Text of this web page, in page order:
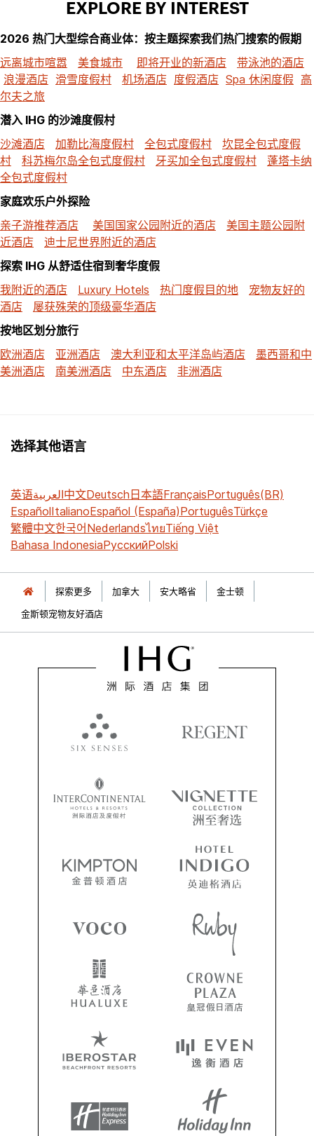
EXPLORE BY INTEREST
2026 热门大型综合商业体：按主题探索我们热门搜索的假期
远离城市喧嚣
美食城市 即将开业的新酒店
带泳池的酒店
浪漫酒店 滑雪度假村 机场酒店 度假酒店 Spa 休闲度假 高
尔夫之旅
潜入 IHG 的沙滩度假村
沙滩酒店
加勒比海度假村 全包式度假村
坎昆全包式度假
村
科苏梅尔岛全包式度假村 牙买加全包式度假村
蓬塔卡纳
全包式度假村
家庭欢乐户外探险
亲子游推荐酒店
美国国家公园附近的酒店
美国主题公园附
近酒店
迪士尼世界附近的酒店
探索 IHG 从舒适住宿到奢华度假
我附近的酒店
Luxury Hotels 热门度假目的地
宠物友好的
酒店
屡获殊荣的顶级豪华酒店
按地区划分旅行
欧洲酒店
亚洲酒店 澳大利亚和太平洋岛屿酒店
墨西哥和中
美洲酒店
南美洲酒店 中东酒店 非洲酒店
选择其他语言
英语العربية中文Deutsch日本語FrançaisPortuguês(BR)
EspañolItalianoEspañol (España)PortuguêsTürkçe
繁體中文한국어NederlandsไทยTiếng Việt
Bahasa IndonesiaРусскийPolski
探索更多 加拿大 安大略省
金士顿
金斯顿宠物友好酒店